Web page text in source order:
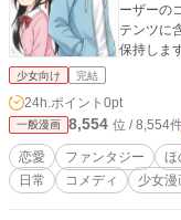
ーザーの
テンツに
少女向け 完結
24h.ポイント 0pt
一般漫画 8,554 位 / 8,554
恋愛 ファンタジー ほ
日常
コメディ 少女漫